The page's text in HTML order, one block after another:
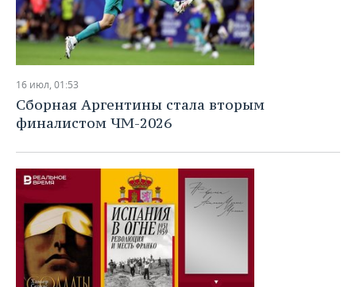
16 июл, 01:53
Сборная Аргентины стала вторым
финалистом ЧМ-2026